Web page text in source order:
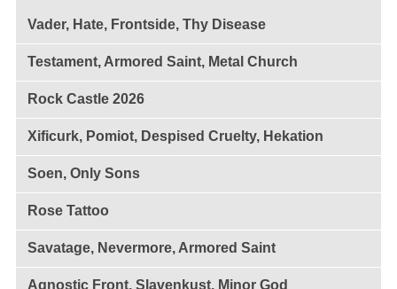
Vader, Hate, Frontside, Thy Disease
Testament, Armored Saint, Metal Church
Rock Castle 2026
Xificurk, Pomiot, Despised Cruelty, Hekation
Soen, Only Sons
Rose Tattoo
Savatage, Nevermore, Armored Saint
Agnostic Front, Slavenkust, Minor God